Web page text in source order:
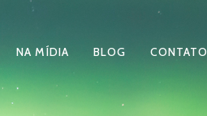
NA MÍDIA BLOG CONTATO